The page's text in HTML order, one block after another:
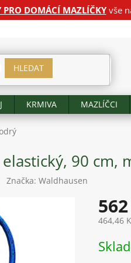
PRO DOMÁCÍ MAZLÍČKYvše
HLEDAT
KRMIVA MAZLÍČCI
90 cm,
Značka: Waldhausen
464,46
cena: